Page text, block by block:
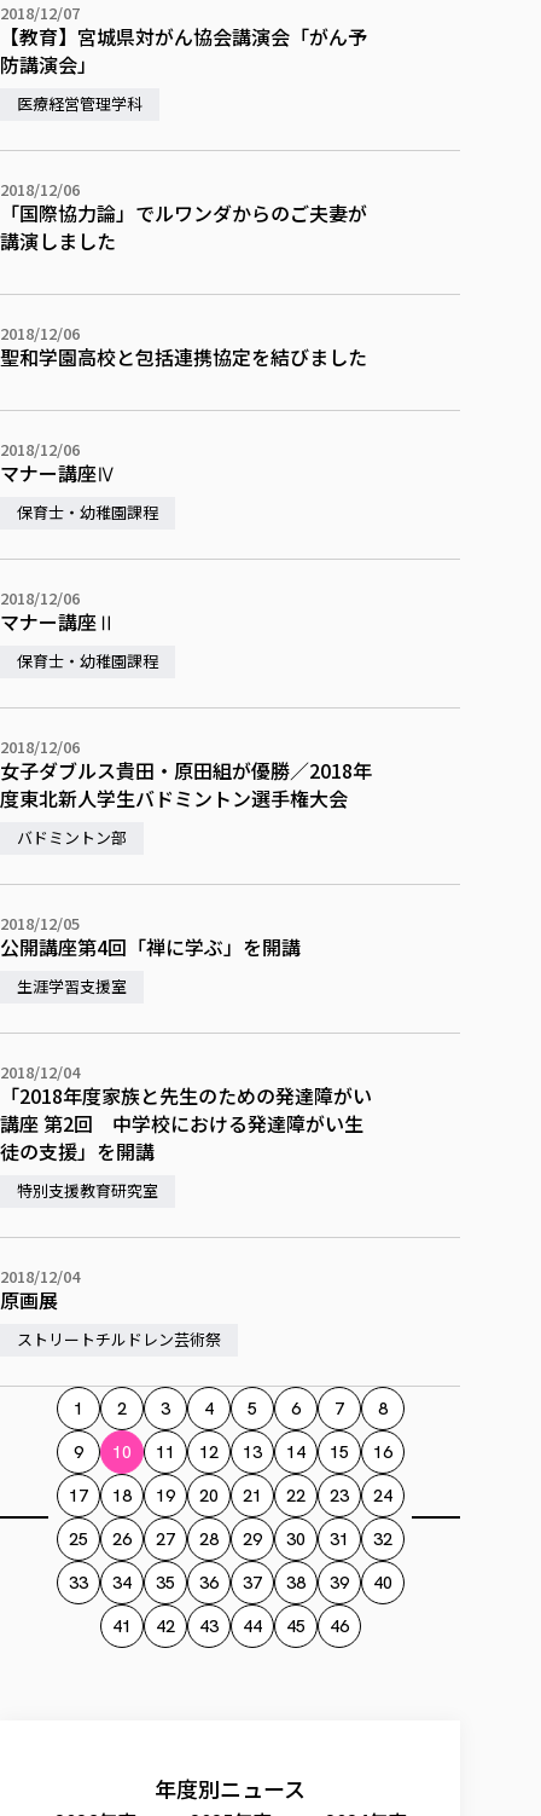
2018/12/07
【教育】宮城県対がん協会講演会「がん予
防講演会」
医療経営管理学科
2018/12/06
「国際協力論」でルワンダからのご夫妻が
講演しました
2018/12/06
聖和学園高校と包括連携協定を結びました
2018/12/06
マナー講座Ⅳ
保育士・幼稚園課程
2018/12/06
マナー講座Ⅱ
保育士・幼稚園課程
2018/12/06
女子ダブルス貴田・原田組が優勝／2018年
度東北新人学生バドミントン選手権大会
バドミントン部
2018/12/05
公開講座第4回「禅に学ぶ」を開講
生涯学習支援室
2018/12/04
「2018年度家族と先生のための発達障がい
講座 第2回 中学校における発達障がい生
徒の支援」を開講
特別支援教育研究室
2018/12/04
原画展
ストリートチルドレン芸術祭
1 2 3 4 5 6 7
8
9
10 11 12 13 14 15
16
17
18 19 20 21 22 23
24
25
26 27 28 29 30 31
32
33
34 35 36 37 38 39
40
41
42 43 44 45 46
年度別ニュース